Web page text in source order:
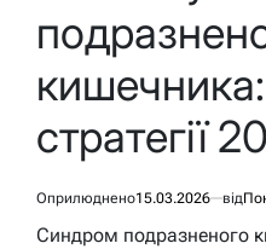
стратегії
Оприлюднено15.03.2026 від
Синдром подразненого